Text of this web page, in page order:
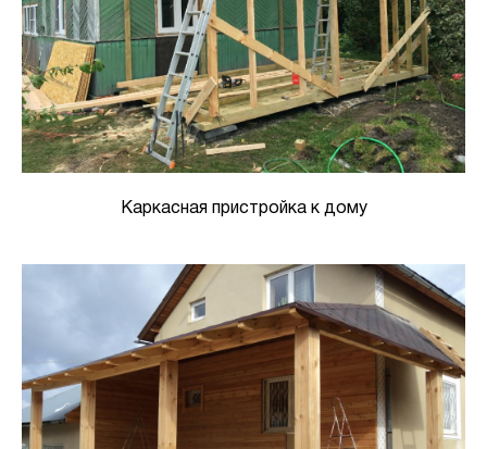
Каркасная пристройка к дому